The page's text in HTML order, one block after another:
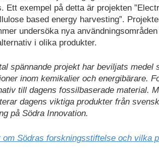
Ett exempel på detta är projekten
based energy harvesting”.
undersöka nya
i olika produkter.
spännande projekt har beviljats
inom kemikalier och energibärare.
till dagens fossilbaserade material.
dagens viktiga produkter från
på Södra Innovation.
om Södras forskningsstiftelse och vilka